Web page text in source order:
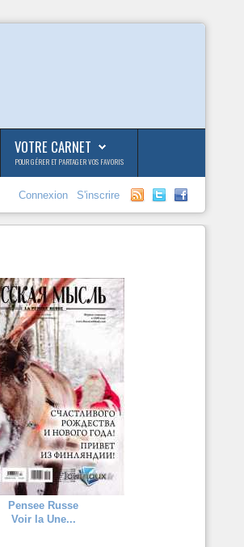
VOTRE CARNET
POUR GÉRER ET PARTAGER VOS FAVORIS
Connexion S'inscrire
Pensee Russe
Voir la Une...